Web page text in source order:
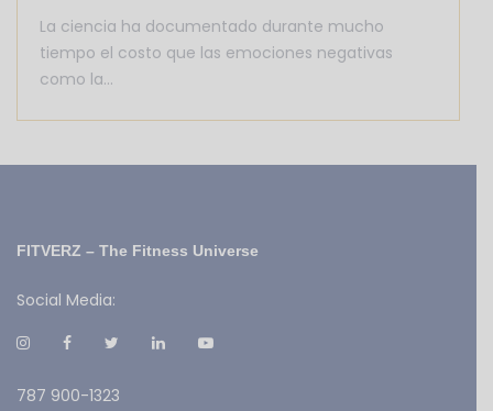
La ciencia ha documentado durante mucho
tiempo el costo que las emociones negativas
como la…
FITVERZ – The Fitness Universe
Social Media:
787 900-1323